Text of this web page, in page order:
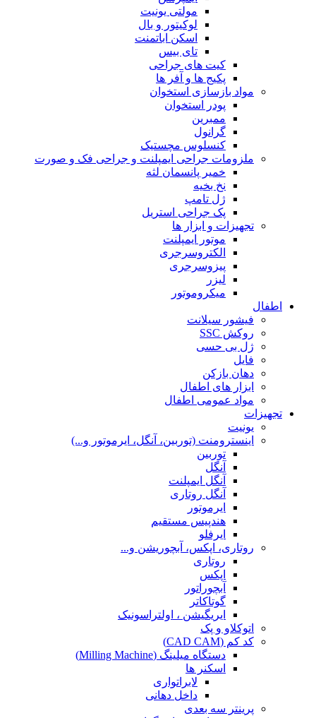
مولتی یونیت
لوکیتور و بال
اسکن اباتمنت
تای بیس
کیت های جراحی
پکیج ها و آفر ها
مواد بازسازی استخوان
پودر استخوان
ممبرین
گرانول
کنسلوس مچستیک
ملزومات جراحی ایمپلنت و جراحی فک و صورت
خمیر پانسمان لثه
نخ بخیه
ژل تامپ
پک جراحی استریل
تجهیزات و ابزار ها
موتور ایمپلنت
الکتروسرجری
پیزوسرجری
لیزر
میکروموتور
اطفال
فیشور سیلانت
روکش SSC
ژل بی حسی
فایل
دهان بازکن
ابزار های اطفال
مواد عمومی اطفال
تجهیزات
یونیت
اینسترومنت (توربین، آنگل، ایرموتور و...)
توربین
آنگل
آنگل ایمپلنت
آنگل روتاری
ایرموتور
هندپیس مستقیم
ایرفلو
روتاری، اپکس، آبچوریشن و...
روتاری
اپکس
آبچوراتور
گوتاکاتر
ایریگیشن ، اولتراسونیک
اتوکلاو و پک
کد کم (CAD CAM)
دستگاه میلینگ (Milling Machine)
اسکنر ها
لابراتواری
داخل دهانی
پرینتر سه بعدی